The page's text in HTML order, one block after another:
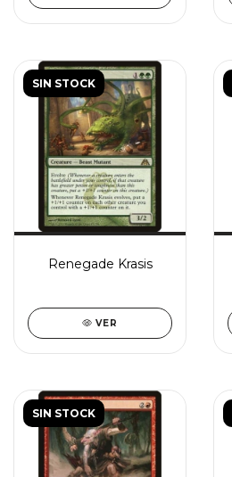
SIN STOCK
Renegade Krasis
VER
SIN STOCK